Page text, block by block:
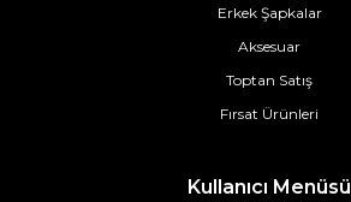
Erkek Şapkalar
Aksesuar
Toptan Satış
Fırsat Ürünleri
Kullanıcı Menüsü